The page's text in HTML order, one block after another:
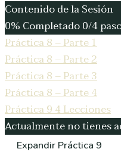
Contenido de la Sesión
0% Completado0/4
Práctica 8 – Parte 1
Práctica 8 – Parte 2
Práctica 8 – Parte 3
Práctica 8 – Parte 4
Práctica 94 Lecciones
Actualmente no tienes
Expandir Práctica 9